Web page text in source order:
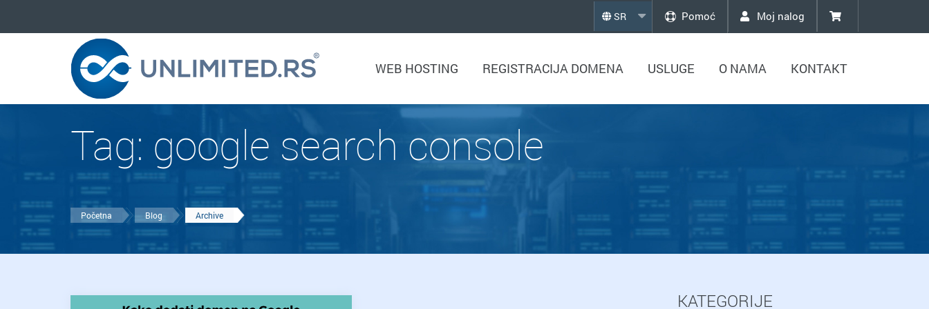
SR Pomoć Moj nalog
WEB HOSTING REGISTRACIJA DOMENA USLUGE O NAMA KONTAKT
Tag: google search console
Početna Blog Archive
KATEGORIJE